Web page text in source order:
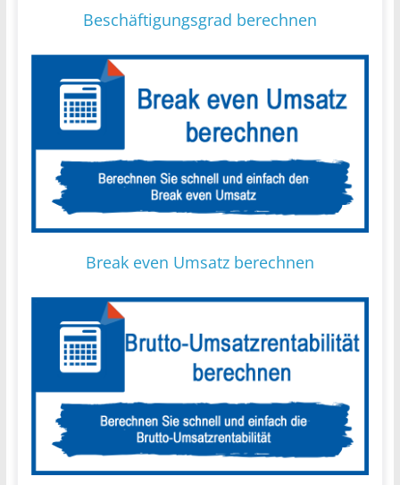
Beschäftigungsgrad berechnen
Break even Umsatz berechnen